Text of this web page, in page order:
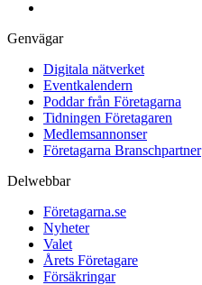
Genvägar
Digitala nätverket
Eventkalendern
Poddar från Företagarna
Tidningen Företagaren
Medlemsannonser
Företagarna Branschpartner
Delwebbar
Företagarna.se
Nyheter
Valet
Årets Företagare
Försäkringar